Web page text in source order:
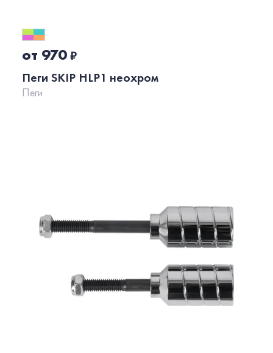
от 970₽
Пеги SKIP HLP1 неохром
Пеги